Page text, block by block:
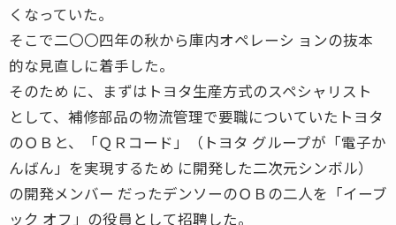
くなっていた。
そこで二〇〇四年の秋から庫内オペレーシ ョンの抜本
的な見直しに着手した。
そのため に、まずはトヨタ生産方式のスペシャリスト
として、補修部品の物流管理で要職についていたトヨタ
のＯＢと、「ＱＲコード」（トヨタ グループが「電子か
んばん」を実現するため に開発した二次元シンボル）
の開発メンバー だったデンソーのＯＢの二人を「イーブ
ック オフ」の役員として招聘した。